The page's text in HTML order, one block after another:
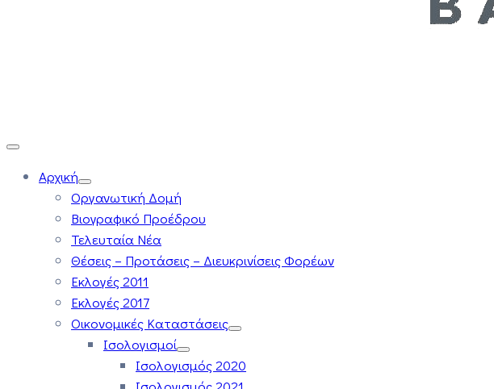
Αρχική
Οργανωτική Δομή
Βιογραφικό Προέδρου
Τελευταία Νέα
Θέσεις – Προτάσεις – Διευκρινίσεις Φορέων
Εκλογές 2011
Εκλογές 2017
Οικονομικές Καταστάσεις
Ισολογισμοί
Ισολογισμός 2020